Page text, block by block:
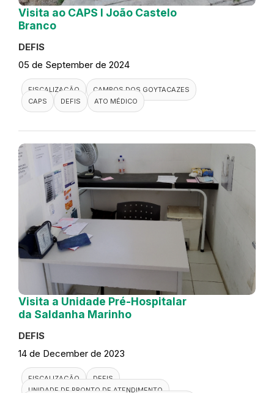
Visita ao CAPS I João Castelo
Branco
DEFIS
05 de September de 2024
FISCALIZAÇÃO
CAMPOS DOS GOYTACAZES
CAPS
DEFIS ATO MÉDICO
Visita a Unidade Pré-Hospitalar
da Saldanha Marinho
DEFIS
14 de December de 2023
FISCALIZAÇÃO
DEFIS
UNIDADE DE PRONTO DE ATENDIMENTO